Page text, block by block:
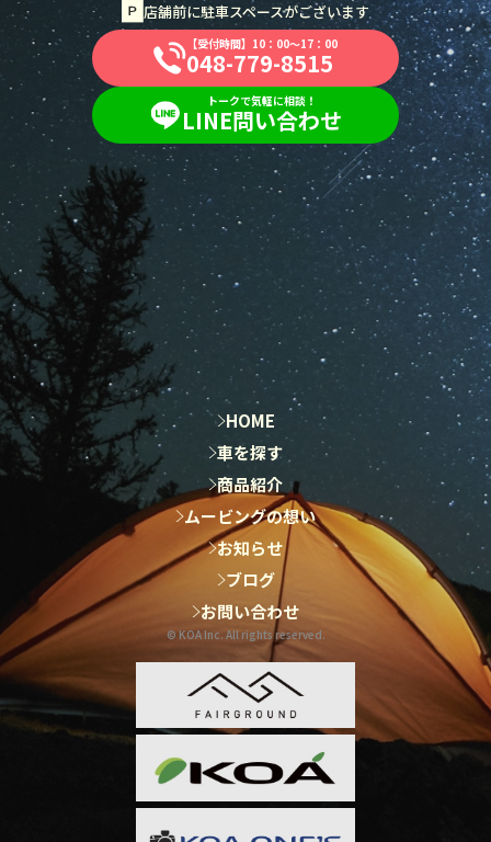
店舗前に駐車スペースがございます
【受付時間】10：00～17：00
048-779-8515
048-779-8515
トークで気軽に相談！
LINE問い合わせ
LINE問い合わせ
HOME
HOME
車を探す
車を探す
商品紹介
商品紹介
ムービングの想い
ムービングの想い
お知らせ
お知らせ
ブログ
ブログ
お問い合わせ
お問い合わせ
© KOA Inc. All rights reserved.